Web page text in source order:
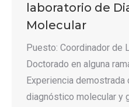
laboratorio de
Molecular
Puesto: Coordinador de
Doctorado en alguna
Experiencia demostrada
diagnóstico molecular y